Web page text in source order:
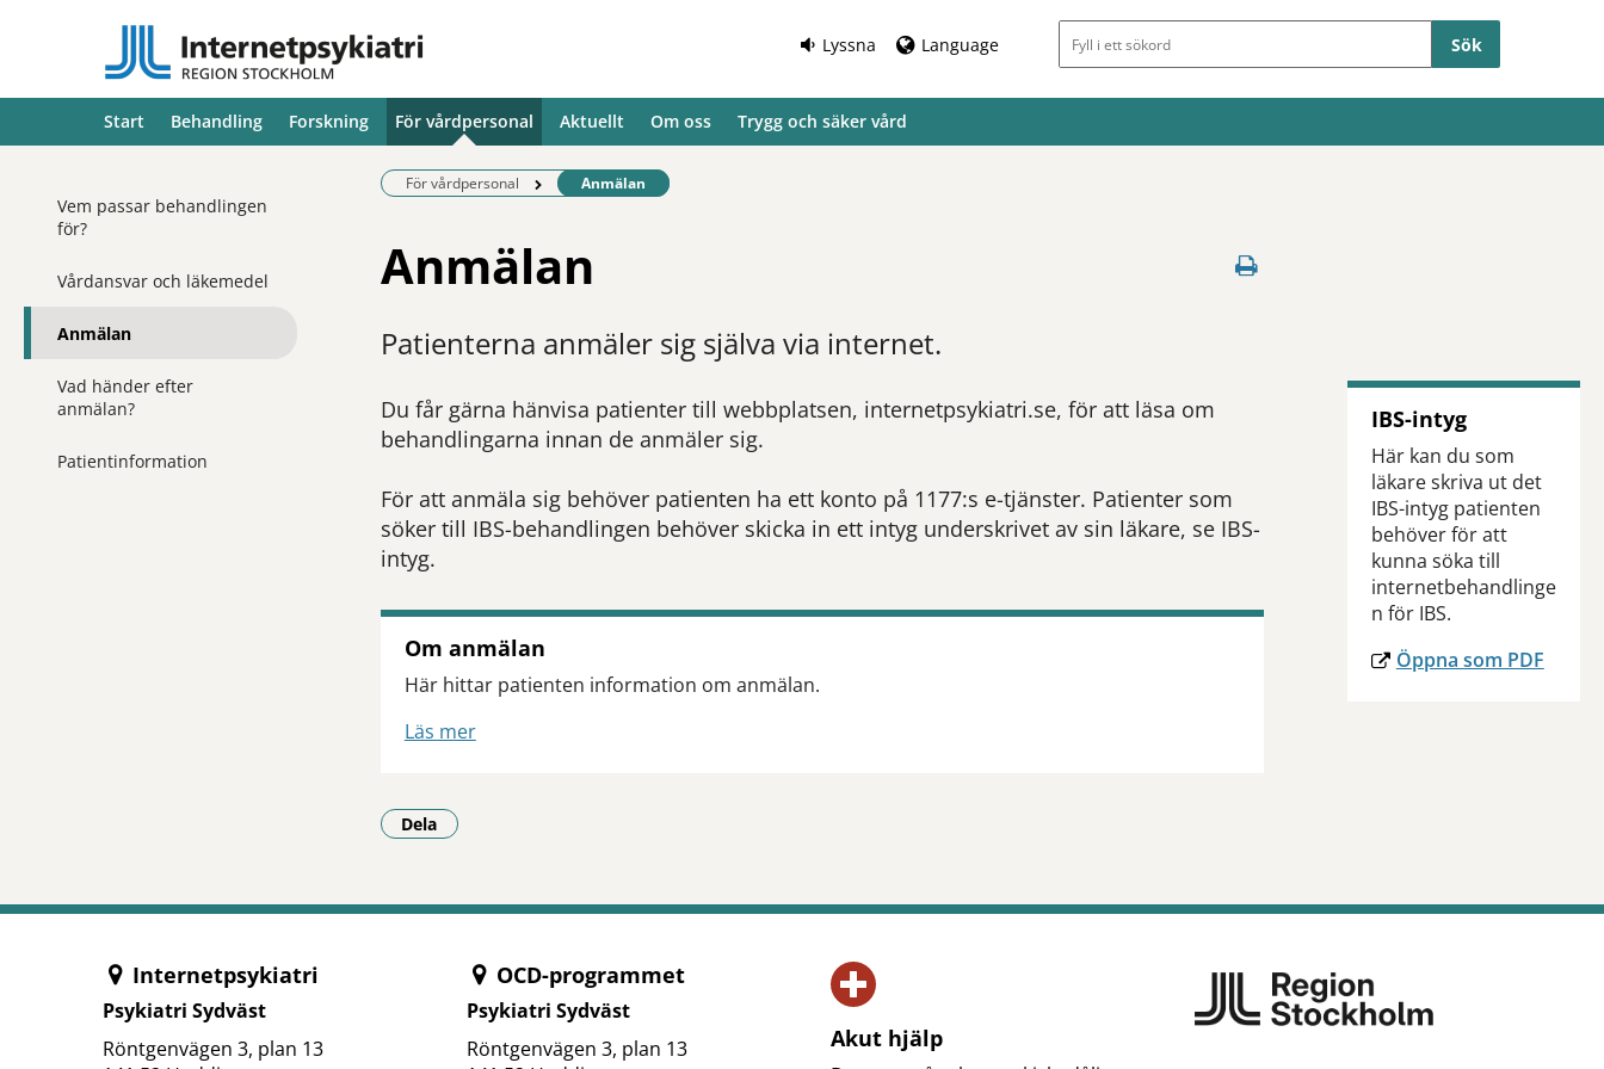
Lyssna Language Sökfält
Start Behandling Forskning För vårdpersonal Aktuellt Om oss Trygg och säker vård
Vem passar behandlingen
för?
Vårdansvar och läkemedel
Anmälan
Vad händer efter
anmälan?
Patientinformation
För vårdpersonal Befintlig sida:
Anmälan
Anmälan
Patienterna anmäler sig själva via internet.
Du får gärna hänvisa patienter till webbplatsen, internetpsykiatri.se, för att läsa om
behandlingarna innan de anmäler sig.
För att anmäla sig behöver patienten ha ett konto på 1177:s e-tjänster. Patienter som
söker till IBS-behandlingen behöver skicka in ett intyg underskrivet av sin läkare, se IBS-
intyg.
Om anmälan
Här hittar patienten information om anmälan.
Läs mer
Dela
- Klicka för att öppna delningsalternativ.
IBS-intyg
Här kan du som
läkare skriva ut det
IBS-intyg patienten
behöver för att
kunna söka till
internetbehandlinge
n för IBS.
Öppna som PDF
Internetpsykiatri
Psykiatri Sydväst
Röntgenvägen 3, plan 13
OCD-programmet
Psykiatri Sydväst
Röntgenvägen 3, plan 13
Akut hjälp